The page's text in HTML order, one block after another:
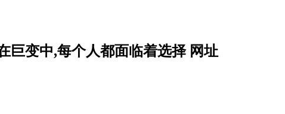
巨变中,每个人都面临着选择 网址